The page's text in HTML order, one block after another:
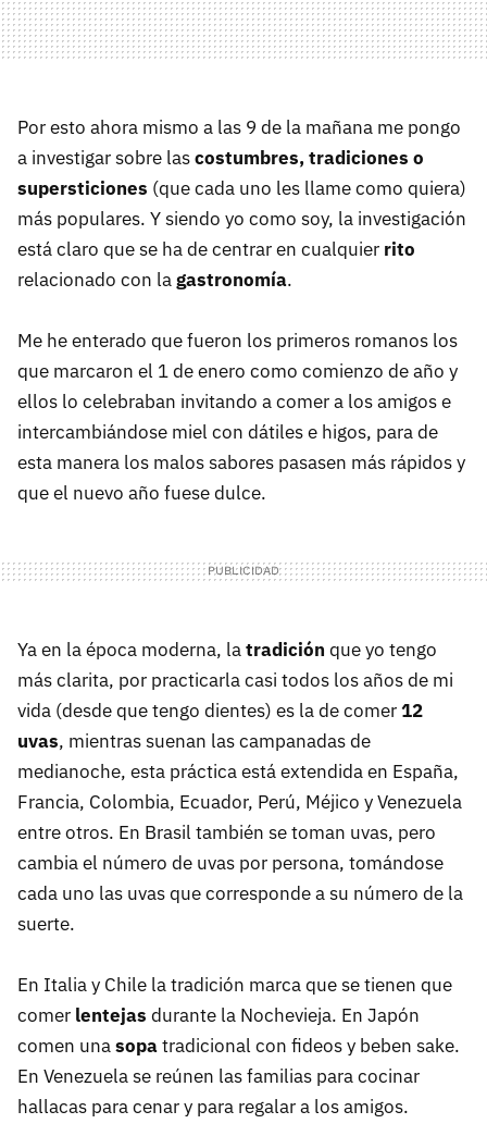
Por esto ahora mismo a las 9 de la mañana me pongo
a investigar sobre lascostumbres, tradiciones o
supersticiones (que cada uno les llame como quiera)
más populares. Y siendo yo como soy, la investigación
está claro que se ha de centrar en cualquier rito
relacionado con lagastronomía.
Me he enterado que fueron los primeros romanos los
que marcaron el 1 de enero como comienzo de año y
ellos lo celebraban invitando a comer a los amigos e
intercambiándose miel con dátiles e higos, para de
esta manera los malos sabores pasasen más rápidos y
que el nuevo año fuese dulce.
Ya en la época moderna, latradición que yo tengo
más clarita, por practicarla casi todos los años de mi
vida (desde que tengo dientes) es la de comer12
uvas, mientras suenan las campanadas de
medianoche, esta práctica está extendida en España,
Francia, Colombia, Ecuador, Perú, Méjico y Venezuela
entre otros. En Brasil también se toman uvas, pero
cambia el número de uvas por persona, tomándose
cada uno las uvas que corresponde a su número de la
suerte.
En Italia y Chile la tradición marca que se tienen que
comer lentejas durante la Nochevieja. En Japón
comen unasopatradicional con fideos y beben sake.
En Venezuela se reúnen las familias para cocinar
hallacas para cenar y para regalar a los amigos.